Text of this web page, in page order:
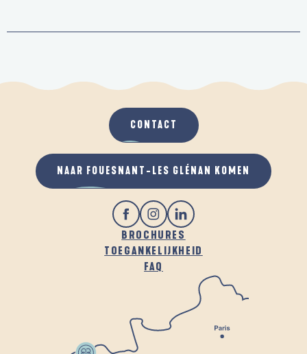
BROCHURES
TOEGANKELIJKHEID
FAQ
CONTACT
NAAR FOUESNANT-LES GLÉNAN KOMEN